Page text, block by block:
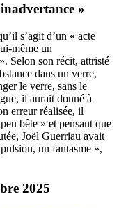
»
s’agit d’un « acte
même un
Selon son récit, attristé
dans un verre,
le verre, sans le
il aurait donné à
erreur réalisée, il
bête » et pensant que
Joël Guerriau avait
un fantasme »,
2025